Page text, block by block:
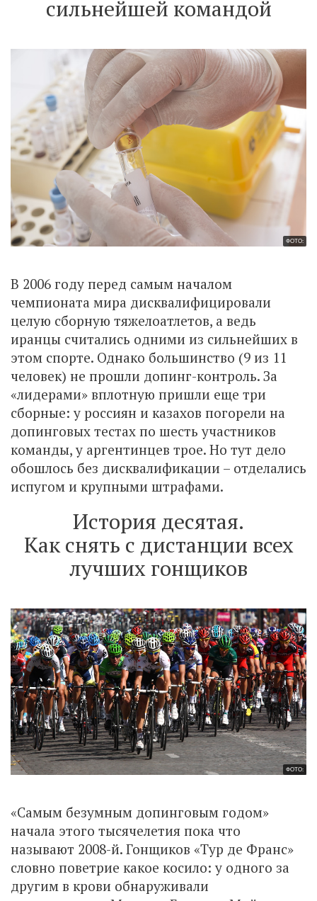
сильнейшей командой
ФОТО:
В 2006 году перед самым началом
чемпионата мира дисквалифицировали
целую сборную тяжелоатлетов, а ведь
иранцы считались одними из сильнейших в
этом спорте. Однако большинство (9 из 11
человек) не прошли допинг-контроль. За
«лидерами» вплотную пришли еще три
сборные: у россиян и казахов погорели на
допинговых тестах по шесть участников
команды, у аргентинцев трое. Но тут дело
обошлось без дисквалификации – отделались
испугом и крупными штрафами.
История десятая.
Как снять с дистанции всех
лучших гонщиков
ФОТО:
«Самым безумным допинговым годом»
начала этого тысячелетия пока что
называют 2008-й. Гонщиков «Тур де Франс»
словно поветрие какое косило: у одного за
другим в крови обнаруживали